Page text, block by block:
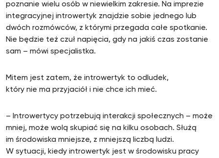
poznanie wielu osób w niewielkim zakresie. Na imprezie
integracyjnej introwertyk znajdzie sobie jednego lub
dwóch rozmówców, z którymi przegada całe spotkanie.
Nie będzie też czuł napięcia, gdy na jakiś czas zostanie
sam – mówi specjalistka.
Mitem jest zatem, że introwertyk to odludek,
który nie ma przyjaciół i nie chce ich mieć.
– Introwertycy potrzebują interakcji społecznych – może
mniej, może wolą skupiać się na kilku osobach. Służą
im środowiska mniejsze, z mniejszą liczbą ludzi.
W sytuacji, kiedy introwertyk jest w środowisku pracy